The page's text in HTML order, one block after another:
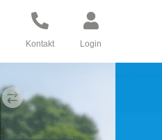
Kontakt Login